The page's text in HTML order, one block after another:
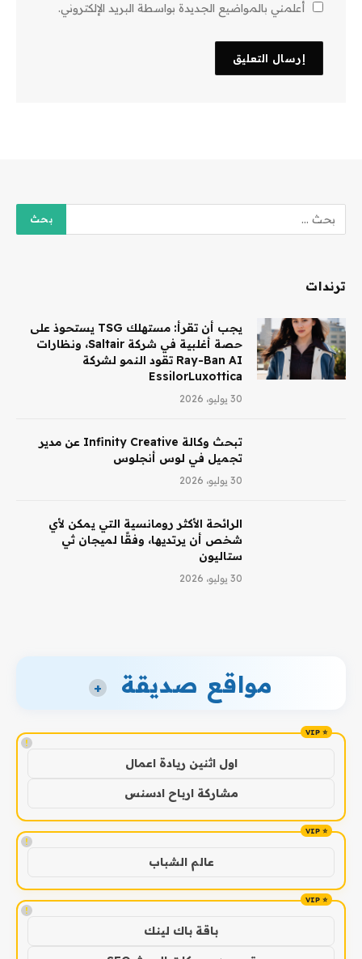
أعلمني بالمواضيع الجديدة بواسطة البريد الإلكتروني.
ترندات
يجب أن تقرأ: مستهلك TSG يستحوذ على
حصة أغلبية في شركة Saltair، ونظارات
Ray-Ban AI تقود النمو لشركة
EssilorLuxottica
30 يوليو، 2026
تبحث وكالة Infinity Creative عن مدير
تجميل في لوس أنجلوس
30 يوليو، 2026
الرائحة الأكثر رومانسية التي يمكن لأي
شخص أن يرتديها، وفقًا لميجان ثي
ستاليون
30 يوليو، 2026
مواقع صديقة +
!
اول اثنين ريادة اعمال
مشاركة ارباح ادسنس
!
عالم الشباب
!
باقة باك لينك